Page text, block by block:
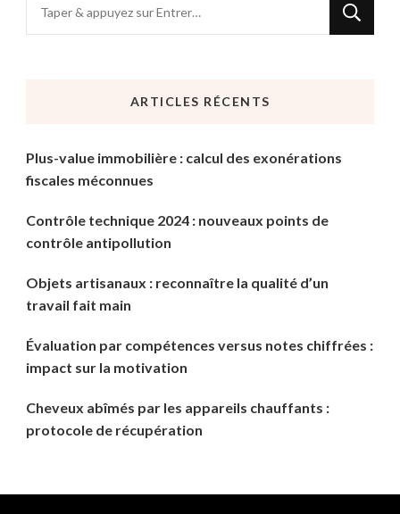
recherchiez
ARTICLES RÉCENTS
Plus-value immobilière : calcul des exonérations
fiscales méconnues
Contrôle technique 2024 : nouveaux points de
contrôle antipollution
Objets artisanaux : reconnaître la qualité d’un
travail fait main
Évaluation par compétences versus notes chiffrées :
impact sur la motivation
Cheveux abîmés par les appareils chauffants :
protocole de récupération